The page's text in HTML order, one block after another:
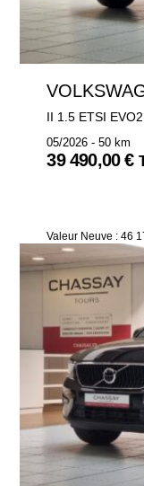
II 1.5 ETSI
05/2026 - 50 km
39 490,00 €
Valeur Neuve : 46